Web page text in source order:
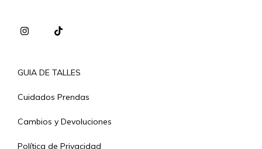
GUIA DE TALLES
Cuidados Prendas
Cambios y Devoluciones
Política de Privacidad